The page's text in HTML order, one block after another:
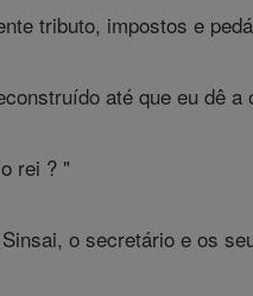
tributo, impostos e
até que eu dê a
rei ? "
o secretário e os